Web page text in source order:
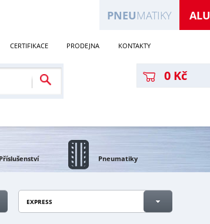
ALU
PNEUMATIKY
CERTIFIKACE PRODEJNA KONTAKTY
0 Kč
Příslušenství Pneumatiky
EXPRESS